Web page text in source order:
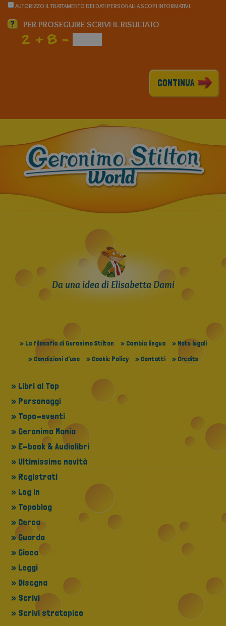
AUTORIZZO IL TRATTAMENTO DEI DATI PERSONALI A SCOPI INFORMATIVI.
? PER PROSEGUIRE SCRIVI IL RISULTATO
Da una idea di Elisabetta Dami
» La filosofia di Geronimo Stilton » Cambia lingua
» Note legali
» Condizioni d'uso
» Cookie Policy » Contatti » Credits
» Libri al Top
» Personaggi
» Topo-eventi
» Geronimo Mania
» E-book & Audiolibri
» Ultimissime novità
» Registrati
» Log in
» Topoblog
» Cerca
» Guarda
» Gioca
» Leggi
» Disegna
» Scrivi
» Scrivi stratopico